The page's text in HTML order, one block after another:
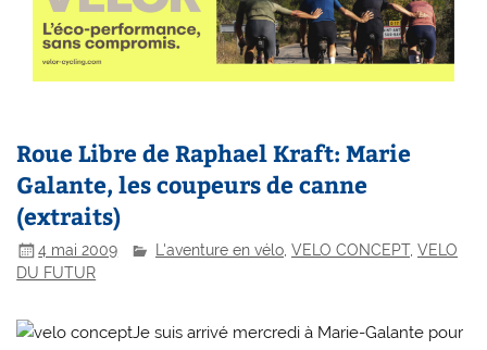
Roue Libre de Raphael Kraft: Marie
Galante, les coupeurs de canne
(extraits)
4 mai 2009 L'aventure en vélo ,VELO CONCEPT,VELO
DU FUTUR
Je suis arrivé mercredi à Marie-Galante pour